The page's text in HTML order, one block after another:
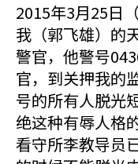
2015年3月25日
我（郭飞雄）
警官，他警号
官，到关押我
号的所有人脱光
绝这种有辱人格
看守所李教导员